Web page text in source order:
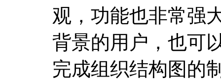
观，功能也非常强
背景的用户，也可
完成组织结构图的